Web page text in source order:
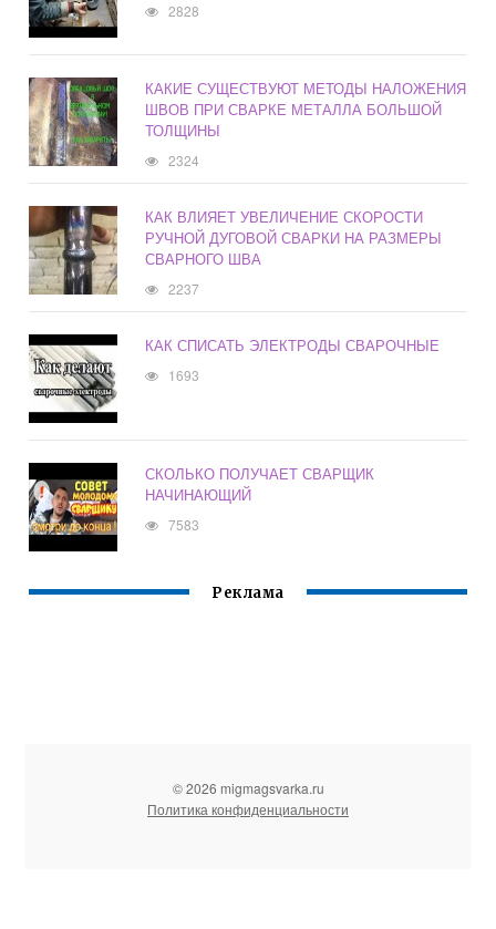
2828
КАКИЕ СУЩЕСТВУЮТ МЕТОДЫ НАЛОЖЕНИЯ
ШВОВ ПРИ СВАРКЕ МЕТАЛЛА БОЛЬШОЙ
ТОЛЩИНЫ
2324
КАК ВЛИЯЕТ УВЕЛИЧЕНИЕ СКОРОСТИ
РУЧНОЙ ДУГОВОЙ СВАРКИ НА РАЗМЕРЫ
СВАРНОГО ШВА
2237
КАК СПИСАТЬ ЭЛЕКТРОДЫ СВАРОЧНЫЕ
1693
СКОЛЬКО ПОЛУЧАЕТ СВАРЩИК
НАЧИНАЮЩИЙ
7583
Реклама
© 2026 migmagsvarka.ru
Политика конфиденциальности